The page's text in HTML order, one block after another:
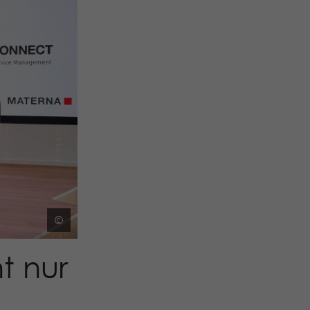
©
nur